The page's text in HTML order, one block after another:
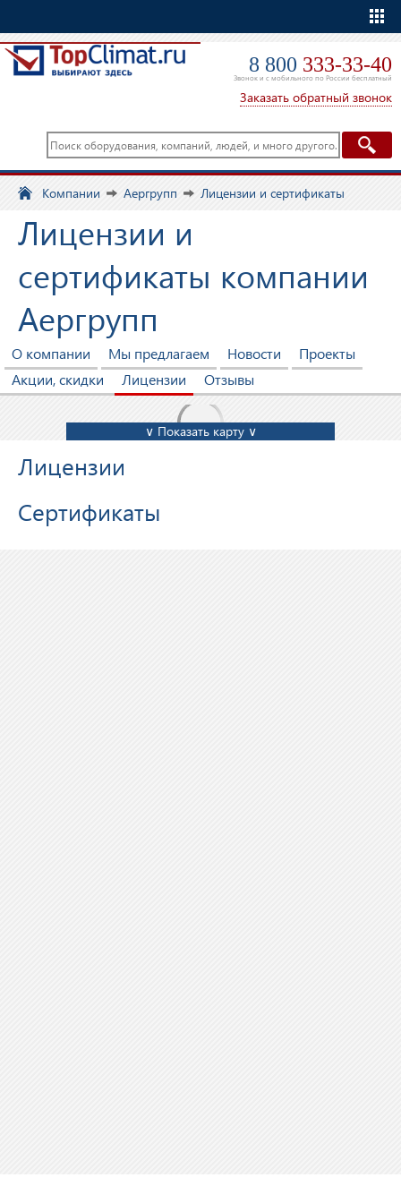
8 800 333-33-40
Звонок и с мобильного по России бесплатный
Заказать обратный звонок
Компании Аергрупп Лицензии и сертификаты
Лицензии и
сертификаты компании
Аергрупп
О компании Мы предлагаем Новости
Проекты
Акции, скидки
Лицензии Отзывы
∨ Показать карту ∨
Лицензии
Сертификаты